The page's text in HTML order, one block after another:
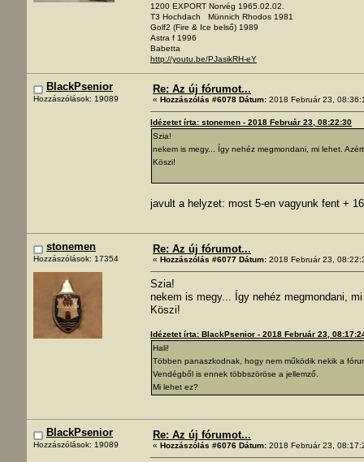
1200 EXPORT Norvég 1965.02.02.
T3 Hochdach Münnich Rhodos 1981
Golf2 (Fire & Ice belső) 1989
Astra f 1996
Babetta
http://youtu.be/PJasikRH-eY
BlackPsenior
Hozzászólások: 19089
Re: Az új fórumot...
« Hozzászólás #6078 Dátum: 2018 Február 23,
Idézetet írta: stonemen - 2018 Február 23, 08:22:30
Szia!
nekem is megy... Így nehéz megmondani, mi lehet.
Köszi!
javult a helyzet: most 5-en vagyunk fent +
stonemen
Hozzászólások: 17354
Re: Az új fórumot...
« Hozzászólás #6077 Dátum: 2018 Február 23,
Szia!
nekem is megy... Így nehéz megmondani,
Köszi!
Idézetet írta: BlackPsenior - 2018 Február 23,
Hali!
Többen panaszkodnak, hogy nem működik nekik a
Vendégből is ennek többszöröse a jellemző.
Mi lehet ez?
BlackPsenior
Hozzászólások: 19089
Re: Az új fórumot...
« Hozzászólás #6076 Dátum: 2018 Február 23,